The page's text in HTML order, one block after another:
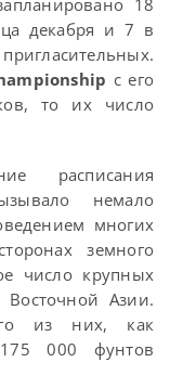
18
декабря и 7 в
с его
то их число
расписания
немало
многих
земного
число крупных
Азии.
из них, как
000 фунтов